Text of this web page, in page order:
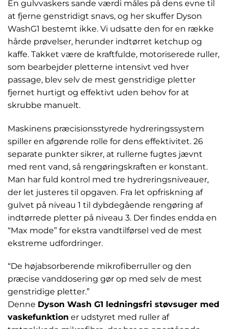
En gulvvaskers sande værdi måles på dens evne til
at fjerne genstridigt snavs, og her skuffer Dyson
WashG1 bestemt ikke. Vi udsatte den for en række
hårde prøvelser, herunder indtørret ketchup og
kaffe. Takket være de kraftfulde, motoriserede ruller,
som bearbejder pletterne intensivt ved hver
passage, blev selv de mest genstridige pletter
fjernet hurtigt og effektivt uden behov for at
skrubbe manuelt.
Maskinens præcisionsstyrede hydreringssystem
spiller en afgørende rolle for dens effektivitet. 26
separate punkter sikrer, at rullerne fugtes jævnt
med rent vand, så rengøringskraften er konstant.
Man har fuld kontrol med tre hydreringsniveauer,
der let justeres til opgaven. Fra let opfriskning af
gulvet på niveau 1 til dybdegående rengøring af
indtørrede pletter på niveau 3. Der findes endda en
“Max mode” for ekstra vandtilførsel ved de mest
ekstreme udfordringer.
“De højabsorberende mikrofiberruller og den
præcise vanddosering gør op med selv de mest
genstridige pletter.”
Denne Dyson Wash G1 ledningsfri støvsuger med
vaskefunktion er udstyret med ruller af